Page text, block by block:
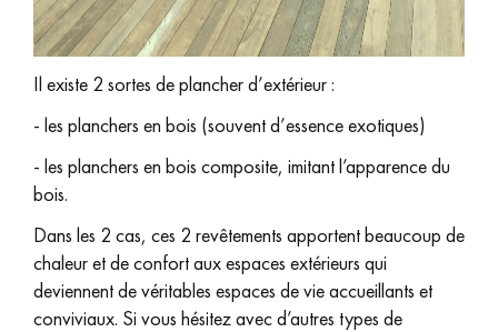
Un expert Décoplus Parquets vous appelle
Demandez un rendez-vous personnalisé
Il existe 2 sortes de plancher d’extérieur :
- les planchers en bois (souvent d’essence exotiques)
- les planchers en bois composite, imitant l’apparence du
bois.
Dans les 2 cas, ces 2 revêtements apportent beaucoup de
chaleur et de confort aux espaces extérieurs qui
deviennent de véritables espaces de vie accueillants et
conviviaux. Si vous hésitez avec d’autres types de